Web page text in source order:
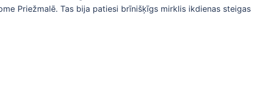
Priežmalē. Tas bija patiesi brīnišķīgs mirklis ikdienas steigas